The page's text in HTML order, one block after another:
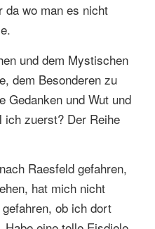
wo man es nicht
und dem Mystischen
dem Besonderen zu
Gedanken und Wut und
ich zuerst? Der Reihe
Raesfeld gefahren,
hat mich nicht
ob ich dort